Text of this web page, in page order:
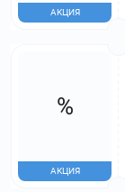
АКЦИЯ
%
АКЦИЯ